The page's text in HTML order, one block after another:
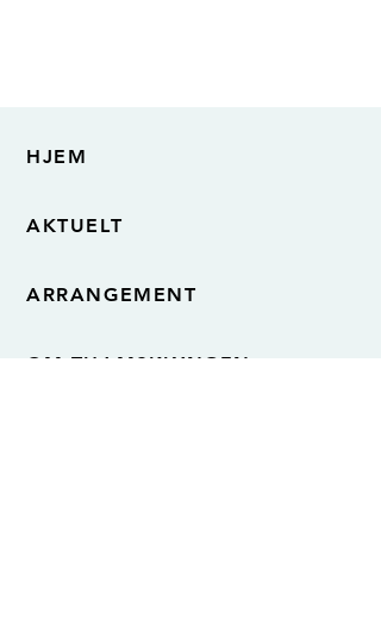
HJEM
AKTUELT
ARRANGEMENT
OM THAMSKLYNGEN